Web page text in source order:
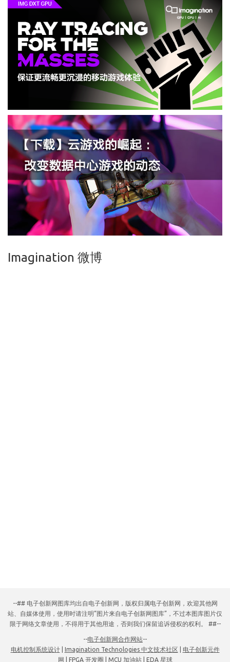
Imagination 微博
--## 电子创新网图库均出自电子创新网，版权归属电子创新网，欢迎其他网
站、自媒体使用，使用时请注明“图片来自电子创新网图库”，不过本图库图片仅
限于网络文章使用，不得用于其他用途，否则我们保留追诉侵权的权利。 ##--
--电子创新网合作网站--
电机控制系统设计| Imagination Technologies 中文技术社区
电子创新元件
网
FPGA 开发圈 MCU 加油站| EDA 星球